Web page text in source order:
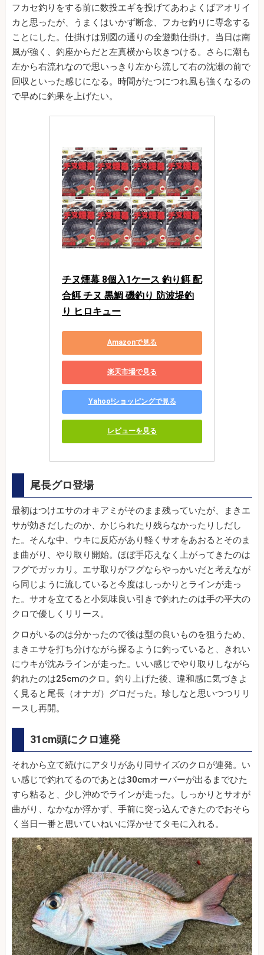
フカセ釣りをする前に数投エギを投げてあわよくばアオリイ
カと思ったが、うまくはいかず断念、フカセ釣りに専念する
ことにした。仕掛けは別図の通りの全遊動仕掛け。当日は南
風が強く、釣座からだと左真横から吹きつける。さらに潮も
左から右流れなので思いっきり左から流して右の沈瀬の前で
回収といった感じになる。時間がたつにつれ風も強くなるの
で早めに釣果を上げたい。
チヌ煙幕 8個入1ケース 釣り餌 配
合餌 チヌ 黒鯛 磯釣り 防波堤釣
り ヒロキュー
Amazonで見る
楽天市場で見る
Yahoo!ショッピングで見る
レビューを見る
尾長グロ登場
最初はつけエサのオキアミがそのまま残っていたが、まきエ
サが効きだしたのか、かじられたり残らなかったりしだし
た。そんな中、ウキに反応があり軽くサオをあおるとそのま
ま曲がり、やり取り開始。ほぼ手応えなく上がってきたのは
フグでガッカリ。エサ取りがフグならやっかいだと考えなが
ら同じように流していると今度はしっかりとラインが走っ
た。サオを立てると小気味良い引きで釣れたのは手の平大の
クロで優しくリリース。
クロがいるのは分かったので後は型の良いものを狙うため、
まきエサを打ち分けながら探るように釣っていると、きれい
にウキが沈みラインが走った。いい感じでやり取りしながら
釣れたのは25cmのクロ。釣り上げた後、違和感に気づきよ
く見ると尾長（オナガ）グロだった。珍しなと思いつつリリ
ースし再開。
31cm頭にクロ連発
それから立て続けにアタリがあり同サイズのクロが連発。い
い感じで釣れてるのであとは30cmオーバーが出るまでひた
すら粘ると、少し沖めでラインが走った。しっかりとサオが
曲がり、なかなか浮かず、手前に突っ込んできたのでおそら
く当日一番と思いていねいに浮かせてタモに入れる。